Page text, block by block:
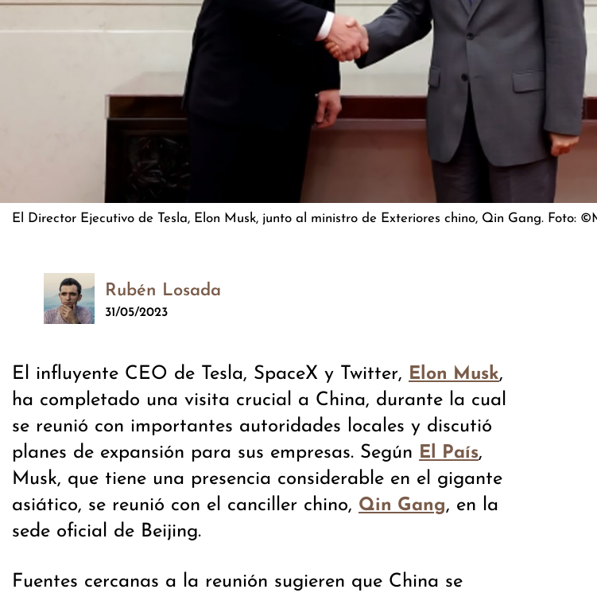
El Director Ejecutivo de Tesla, Elon Musk, junto al ministro de Exteriores chino, Qin Gang. Foto:
Rubén Losada
31/05/2023
El influyente CEO de Tesla, SpaceX y Twitter, Elon Musk,
ha completado una visita crucial a China, durante la cual
se reunió con importantes autoridades locales y discutió
planes de expansión para sus empresas. Según
El País,
Musk, que tiene una presencia considerable en el gigante
asiático, se reunió con el canciller chino, Qin Gang, en la
sede oficial de Beijing.
Fuentes cercanas a la reunión sugieren que China se